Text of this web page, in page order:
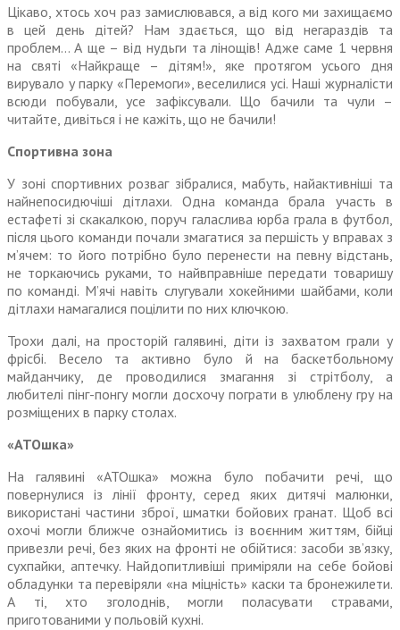
Цікаво, хтось хоч раз замислювався, а від кого ми захищаємо
в цей день дітей? Нам здається, що від негараздів та
проблем… А ще – від нудьги та лінощів! Адже саме 1 червня
на святі «Найкраще – дітям!», яке протягом усього дня
вирувало у парку «Перемоги», веселилися усі. Наші журналісти
всюди побували, усе зафіксували. Що бачили та чули –
читайте, дивіться і не кажіть, що не бачили!
Спортивна зона
У зоні спортивних розваг зібралися, мабуть, найактивніші та
найнепосидючіші діт­лахи. Одна команда брала участь в
естафеті зі скакалкою, поруч галаслива юрба грала в футбол,
після цього команди почали змагатися за першість у вправах з
м’ячем: то його потрібно було перенести на певну відстань,
не торкаючись руками, то найвправніше передати товаришу
по команді. М’ячі навіть слугували хокейними шайбами, коли
дітлахи намагалися поцілити по них ключкою.
Трохи далі, на просторій галявині, діти із захватом грали у
фрісбі. Весело та активно було й на баскетбольному
майданчику, де проводилися змагання зі стрітболу, а
любителі пінг-понгу могли досхочу пограти в улюблену гру на
розміщених в парку столах.
«АТОшка»
На галявині «АТОшка» можна було побачити речі, що
повернулися із лінії фронту, серед яких дитячі малюнки,
використані частини зброї, шматки бойових гранат. Щоб всі
охочі могли ближче ознайомитись із воєнним життям, бійці
привезли речі, без яких на фронті не обійтися: засоби зв’язку,
сухпайки, аптечку. Найдопитливіші приміряли на себе бойові
обладунки та перевіряли «на міцність» каски та бронежилети.
А ті, хто зголоднів, могли поласувати стравами,
приготованими у польовій кухні.